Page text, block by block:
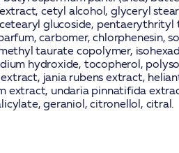
cetyl alcohol, glyceryl
glucoside, pentaerythrityl
carbomer, chlorphenesin,
taurate copolymer,
hydroxide, tocopherol,
jania rubens extract,
extract, undaria pinnatifida
geraniol, citronellol, citral.